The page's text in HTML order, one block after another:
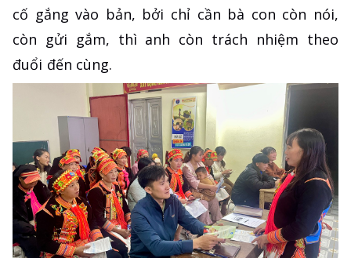
cố gắng vào bản, bởi chỉ cần bà con còn nói,
còn gửi gắm, thì anh còn trách nhiệm theo
đuổi đến cùng.